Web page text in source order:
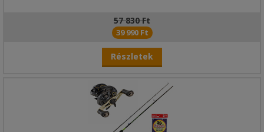
57 830 Ft
39 990 Ft
Részletek